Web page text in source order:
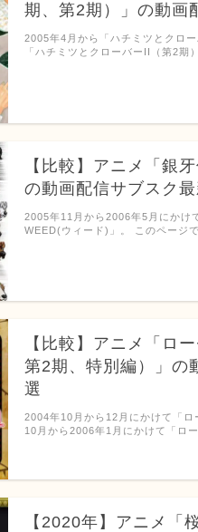
期、第2期）」の動画
2005年4月から「ハチミツとクロ
「ハチミツとクローバーII（第2期
【比較】アニメ「銀
の動画配信サブスク
2005年11月から2006年5月にかけ
WEED(ウィード)」。 このページ
【比較】アニメ「ロ
第2期、特別編）」の
選
2004年10月から12月にかけて「
10月から2006年1月にかけて「ロ
【2020年】アニメ「